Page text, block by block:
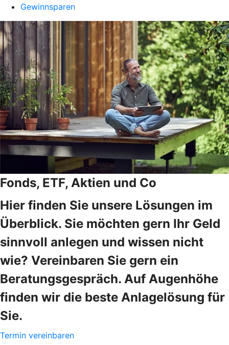
Gewinnsparen
Fonds, ETF, Aktien und Co
Hier finden Sie unsere Lösungen im
Überblick. Sie möchten gern Ihr Geld
sinnvoll anlegen und wissen nicht
wie? Vereinbaren Sie gern ein
Beratungsgespräch. Auf Augenhöhe
finden wir die beste Anlagelösung für
Sie.
Termin vereinbaren